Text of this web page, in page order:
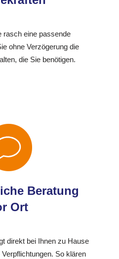
rasch eine passende
ohne Verzögerung die
die Sie benötigen.
Beratung
Ort
direkt bei Ihnen zu Hause
So klären